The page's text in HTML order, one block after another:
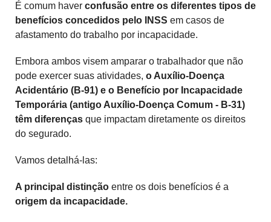
É comum haver confusão entre os diferentes tipos de
benefícios concedidos pelo INSS em casos de
afastamento do trabalho por incapacidade.
Embora ambos visem amparar o trabalhador que não
pode exercer suas atividades, o Auxílio-Doença
Acidentário (B-91) e o Benefício por Incapacidade
Temporária (antigo Auxílio-Doença Comum - B-31)
têm diferenças que impactam diretamente os direitos
do segurado.
Vamos detalhá-las:
A principal distinção entre os dois benefícios é a
origem da incapacidade.